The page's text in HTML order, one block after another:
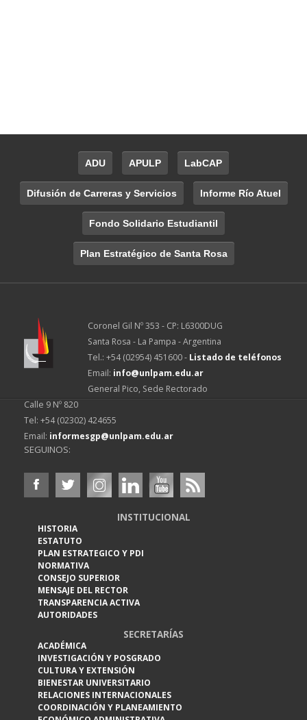
ADU APULP LabCAP
Difusión de Carreras y Servicios Informe Río Atuel
Fondo Solidario Estudiantil
Plan Estratégico de Santa Rosa
Coronel Gil Nº 353 - CP: L6300DUG
Santa Rosa - La Pampa - Argentina
Tel.: +54 (02954) 451600 - Listado de teléfonos
Email: info@unlpam.edu.ar
General Pico, Sede Rectorado
Calle 9 Nº 820
Tel: +54 (02302) 424655
Email: informesgp@unlpam.edu.ar
SEGUINOS:
INSTITUCIONAL
HISTORIA
ESTATUTO
PLAN ESTRATEGICO Y PDI
NORMATIVA
CONSEJO SUPERIOR
MENSAJE DEL RECTOR
TRANSPARENCIA ACTIVA
AUTORIDADES
SECRETARÍAS
ACADÉMICA
INVESTIGACIÓN Y POSGRADO
CULTURA Y EXTENSIÓN
BIENESTAR UNIVERSITARIO
RELACIONES INTERNACIONALES
COORDINACIÓN Y PLANEAMIENTO